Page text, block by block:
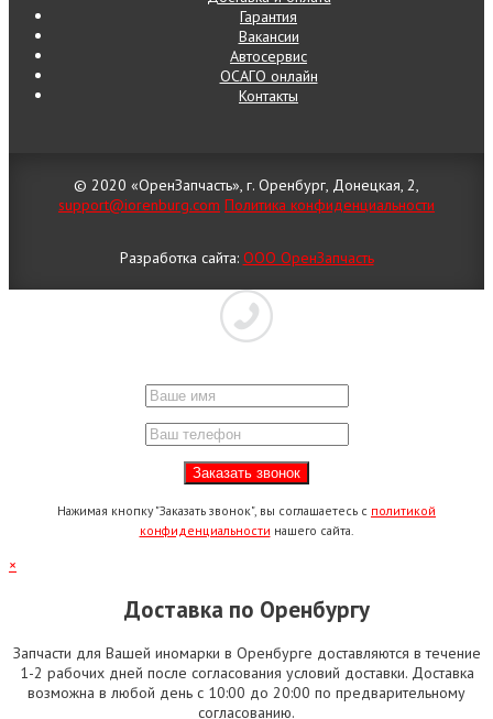
Гарантия
Вакансии
Автосервис
ОСАГО онлайн
Контакты
© 2020 «ОренЗапчасть», г. Оренбург, Донецкая, 2,
support@iorenburg.com Политика конфиденциальности
Разработка сайта: ООО ОренЗапчасть
Нажимая кнопку "Заказать звонок", вы соглашаетесь с политикой
конфиденциальности нашего сайта.
×
Доставка по Оренбургу
Запчасти для Вашей иномарки в Оренбурге доставляются в течение
1-2 рабочих дней после согласования условий доставки. Доставка
возможна в любой день с 10:00 до 20:00 по предварительному
согласованию.